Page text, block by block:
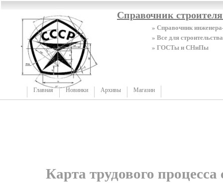
Справочник
» Справочник
» Все для строительства
» ГОСТы и СНиПы
Главная Новинки Архивы Магазин
Карта трудового процесса